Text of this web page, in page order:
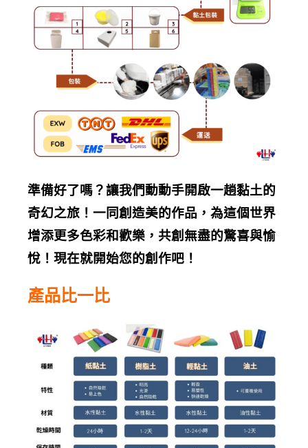
準備好了嗎？讓我們動動手開啟一趟黏土的
奇幻之旅！一同創造美的作品，為這個世界
增添更多色彩和歡樂，共創無盡的驚喜與愉
悅！現在就開始您的創作吧！
產品比一比